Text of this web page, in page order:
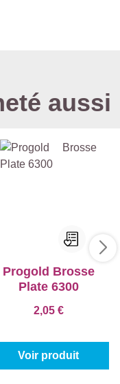
aussi
Progold Brosse
Plate 6300
2,05 €
Voir produit